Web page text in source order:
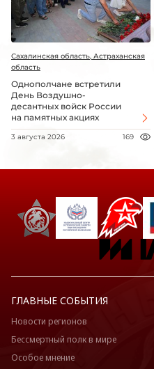
Сахалинская область, Астраханская
область
Однополчане встретили
День Воздушно-
десантных войск России
на памятных акциях
3 августа 2026 169
ГЛАВНЫЕ СОБЫТИЯ
Новости регионов
Бессмертный полк в мире
Особое мнение